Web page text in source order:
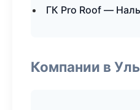
ГК Pro Roof —
Компании в